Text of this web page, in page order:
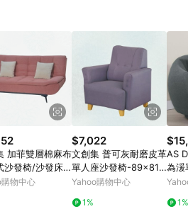
加菲雙層棉麻布
沙發椅/沙發床
選)-188x74x9
物中心
$7,022
文創集 普可灰耐磨皮革
單人座沙發椅-89x81x
89cm免組
Yahoo購物中心
1%
AS
為
1%